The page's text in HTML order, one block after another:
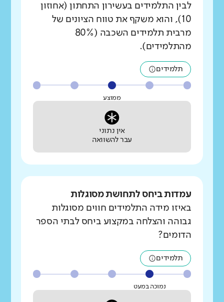
לבין התלמידים בעשירון התחתון (אחוזון
10), והוא משקף את טווח הציונים של
מרבית תלמידים השכבה (80%
מהתלמידים).
תלמידים
ממוצע
אין נתוני
עבר להשוואה
עמדות ביחס לתחושת מסוגלות
באיזו מידה התלמידים חווים מסוגלות
גבוהה והצלחה במקצוע ביחס לבתי הספר
הדומים?
תלמידים
נמוכה במעט